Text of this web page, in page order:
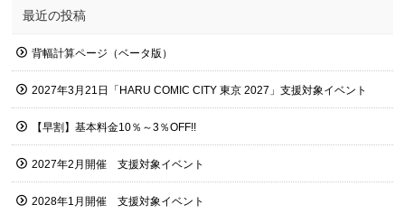
最近の投稿
背幅計算ページ（ベータ版）
2027年3月21日「HARU COMIC CITY 東京 2027」支援対象イベント
【早割】基本料金10％～3％OFF!!
2027年2月開催 支援対象イベント
2028年1月開催 支援対象イベント